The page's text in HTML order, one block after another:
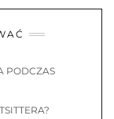
PODCZAS